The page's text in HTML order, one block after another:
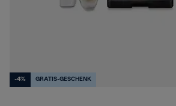
-4% GRATIS-GESCHENK